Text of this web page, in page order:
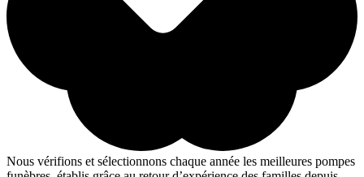
Nous vérifions et sélectionnons chaque année les meilleures pompes